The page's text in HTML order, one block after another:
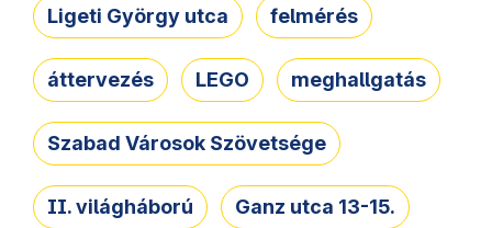
Ligeti György utca felmérés
áttervezés LEGO meghallgatás
Szabad Városok Szövetsége
II. világháború Ganz utca 13-15.